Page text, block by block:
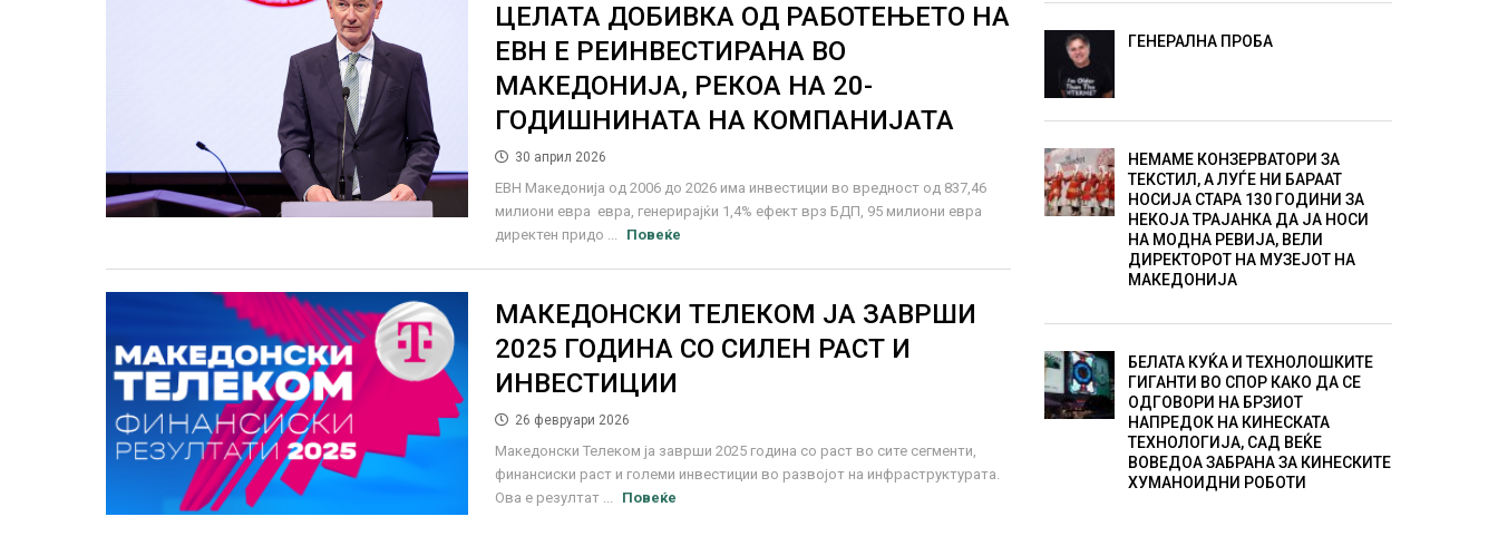
ЦЕЛАТА ДОБИВКА ОД РАБОТЕЊЕТО НА
ЕВН Е РЕИНВЕСТИРАНА ВО
МАКЕДОНИЈА, РЕКОА НА 20-
ГОДИШНИНАТА НА КОМПАНИЈАТА
30 април 2026
ЕВН Македонија од 2006 до 2026 има инвестиции во вредност од 837,46
милиони евра евра, генерирајќи 1,4% ефект врз БДП, 95 милиони евра
директен придо ...
Повеќе
МАКЕДОНСКИ ТЕЛЕКОМ ЈА ЗАВРШИ
2025 ГОДИНА СО СИЛЕН РАСТ И
ИНВЕСТИЦИИ
26 февруари 2026
Македонски Телеком ja заврши 2025 година со раст во сите сегменти,
финансиски раст и големи инвестиции во развојот на инфраструктурата.
Ова е резултат ...
Повеќе
ГЕНЕРАЛНА ПРОБА
НЕМАМЕ КОНЗЕРВАТОРИ ЗА
ТЕКСТИЛ, А ЛУЃЕ НИ БАРААТ
НОСИЈА СТАРА 130 ГОДИНИ ЗА
НЕКОЈА ТРАЈАНКА ДА ЈА НОСИ
НА МОДНА РЕВИЈА, ВЕЛИ
ДИРЕКТОРОТ НА МУЗЕЈОТ НА
МАКЕДОНИЈА
БЕЛАТА КУЌА И ТЕХНОЛОШКИТЕ
ГИГАНТИ ВО СПОР КАКО ДА СЕ
ОДГОВОРИ НА БРЗИОТ
НАПРЕДОК НА КИНЕСКАТА
ТЕХНОЛОГИЈА, САД ВЕЌЕ
ВОВЕДОА ЗАБРАНА ЗА КИНЕСКИТЕ
ХУМАНОИДНИ РОБОТИ